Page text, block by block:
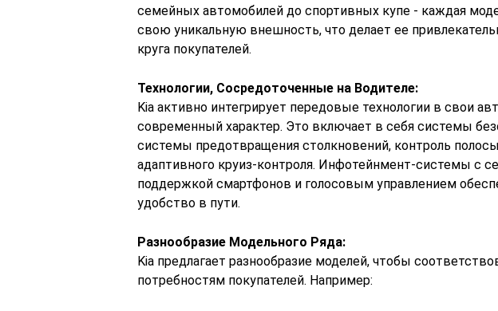
семейных автомобилей до спортивных купе - каждая
свою уникальную внешность, что делает ее
круга покупателей.
Технологии, Сосредоточенные на Водителе:
Kia активно интегрирует передовые технологии в свои
современный характер. Это включает в себя системы
системы предотвращения столкновений, контроль
адаптивного круиз-контроля. Инфотейнмент-системы с
поддержкой смартфонов и голосовым управлением
удобство в пути.
Разнообразие Модельного Ряда:
Kia предлагает разнообразие моделей, чтобы
потребностям покупателей. Например: